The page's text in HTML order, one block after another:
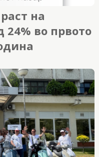
на
во првото